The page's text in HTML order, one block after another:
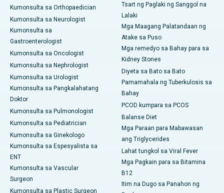
Kumonsulta sa Orthopaedician
Kumonsulta sa Neurologist
Kumonsulta sa
Gastroenterologist
Kumonsulta sa Oncologist
Kumonsulta sa Nephrologist
Kumonsulta sa Urologist
Kumonsulta sa Pangkalahatang
Doktor
Kumonsulta sa Pulmonologist
Kumonsulta sa Pediatrician
Kumonsulta sa Ginekologo
Kumonsulta sa Espesyalista sa
ENT
Kumonsulta sa Vascular
Surgeon
Kumonsulta sa Plastic Surgeon
Tsart ng Paglaki ng Sanggol na
Lalaki
Mga Maagang Palatandaan ng
Atake sa Puso
Mga remedyo sa Bahay para sa
Kidney Stones
Diyeta sa Bato sa Bato
Pamamahala ng Tuberkulosis sa
Bahay
PCOD kumpara sa PCOS
Balanse Diet
Mga Paraan para Mabawasan
ang Triglycerides
Lahat tungkol sa Viral Fever
Mga Pagkain para sa Bitamina
B12
Itim na Dugo sa Panahon ng